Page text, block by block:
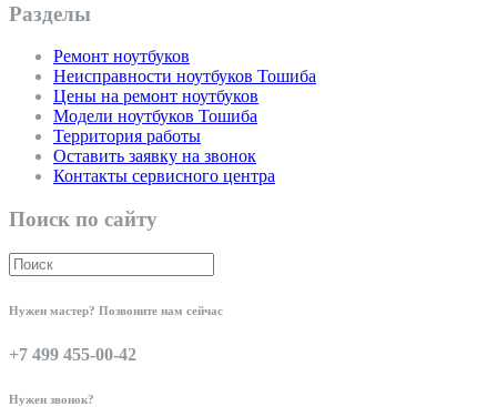
Разделы
Ремонт ноутбуков
Неисправности ноутбуков Тошиба
Цены на ремонт ноутбуков
Модели ноутбуков Тошиба
Территория работы
Оставить заявку на звонок
Контакты сервисного центра
Поиск по сайту
Нужен мастер? Позвоните нам сейчас
+7 499 455-00-42
Нужен звонок?